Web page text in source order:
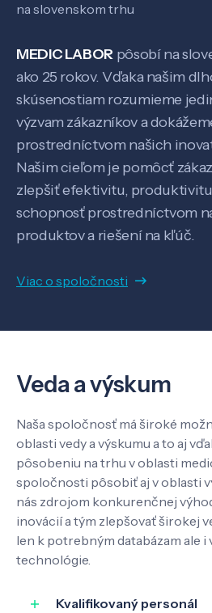
Veda a
SK EN
na slovenskom trhu
MEDIC LABOR pôsobí na
ako 25 rokov. Vďaka našim
skúsenostiam rozumieme
výzvam zákazníkov a
prostredníctvom našich
Našim cieľom je pomôcť
zlepšiť efektivitu,
schopnosť prostredníctvom
produktov a riešení na kľúč.
Viac o spoločnosti
Veda a výskum
Naša spoločnosť má široké
oblasti vedy a výskumu a to aj
pôsobeniu na trhu v oblasti
spoločnosti pôsobiť aj v oblasti
nás zdrojom konkurenčnej
inovácií a tým zlepšovať širokej
len k potrebným databázam ale i
technológie.
Kvalifikovaný personál